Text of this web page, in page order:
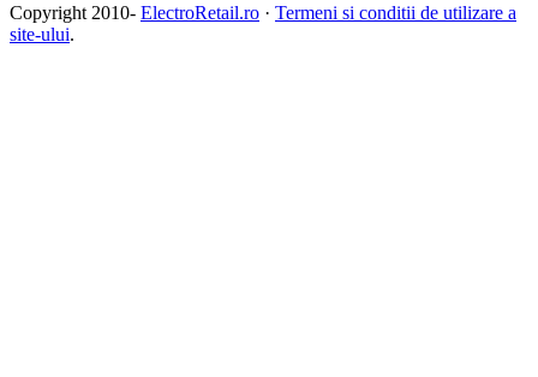
Copyright 2010- ElectroRetail.ro · Termeni si conditii de utilizare a
site-ului.